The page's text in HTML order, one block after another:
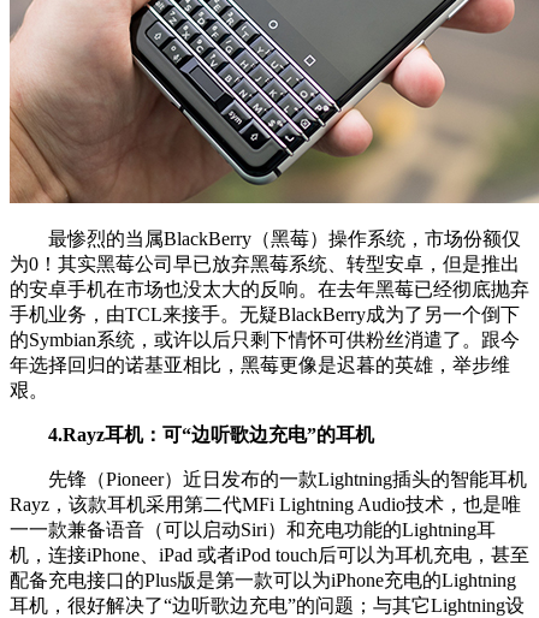
最惨烈的当属BlackBerry（黑莓）操作系统，市场份额仅
为0！其实黑莓公司早已放弃黑莓系统、转型安卓，但是推出
的安卓手机在市场也没太大的反响。在去年黑莓已经彻底抛弃
手机业务，由TCL来接手。无疑BlackBerry成为了另一个倒下
的Symbian系统，或许以后只剩下情怀可供粉丝消遣了。跟今
年选择回归的诺基亚相比，黑莓更像是迟暮的英雄，举步维
艰。
4.Rayz耳机：可“边听歌边充电”的耳机
先锋（Pioneer）近日发布的一款Lightning插头的智能耳机
Rayz，该款耳机采用第二代MFi Lightning Audio技术，也是唯
一一款兼备语音（可以启动Siri）和充电功能的Lightning耳
机，连接iPhone、iPad 或者iPod touch后可以为耳机充电，甚至
配备充电接口的Plus版是第一款可以为iPhone充电的Lightning
耳机，很好解决了“边听歌边充电”的问题；与其它Lightning设